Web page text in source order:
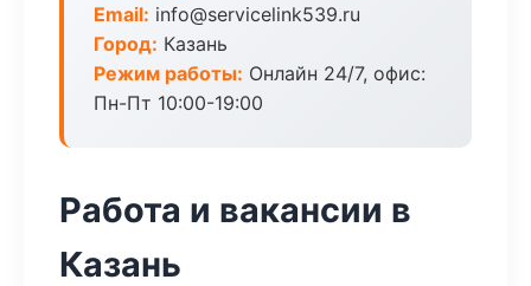
Email: info@servicelink539.ru
Город: Казань
Режим работы: Онлайн 24/7, офис:
Пн-Пт 10:00-19:00
Работа и вакансии в
Казань